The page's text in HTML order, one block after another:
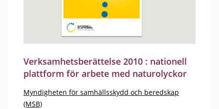
Verksamhetsberättelse 2010 : nationell
plattform för arbete med naturolyckor
Myndigheten för samhällsskydd och beredskap
(MSB)